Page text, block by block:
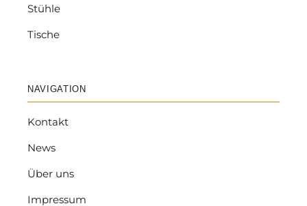
Stühle
Tische
NAVIGATION
Kontakt
News
Über uns
Impressum